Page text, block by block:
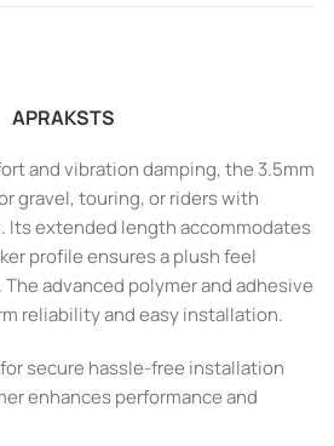
APRAKSTS
and vibration damping, the 3.5mm
gravel, touring, or riders with
Its extended length accommodates
profile ensures a plush feel
advanced polymer and adhesive
reliability and easy installation.
for secure hassle-free installation
enhances performance and